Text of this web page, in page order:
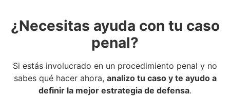
¿Necesitas ayuda con tu caso
penal?
Si estás involucrado en un procedimiento penal y no
sabes qué hacer ahora, analizo tu caso y te ayudo a
definir la mejor estrategia de defensa.